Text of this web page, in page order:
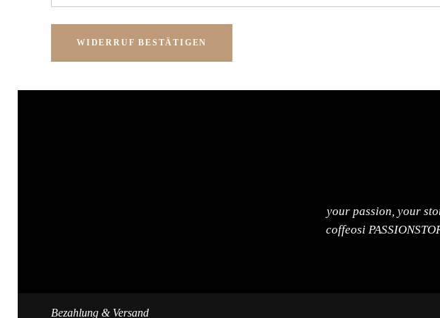
WIDERRUF BESTÄTIGEN
your passion, your
coffeosi
Bezahlung & Versand